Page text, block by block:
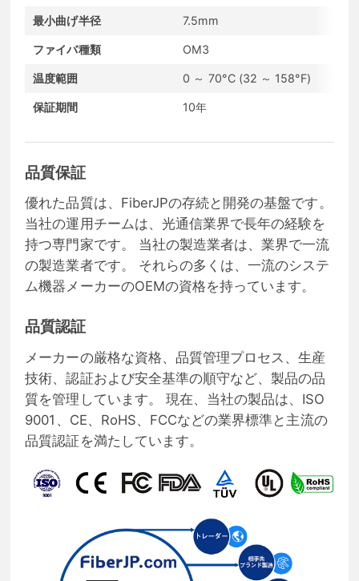
最小曲げ半径 7.5mm
ファイバ種類 OM3
温度範囲 0 ～ 70°C (32 ～ 158°F)
保証期間 10年
品質保証
優れた品質は、FiberJPの存続と開発の基盤です。
当社の運用チームは、光通信業界で長年の経験を
持つ専門家です。 当社の製造業者は、業界で一流
の製造業者です。 それらの多くは、一流のシステ
ム機器メーカーのOEMの資格を持っています。
品質認証
メーカーの厳格な資格、品質管理プロセス、生産
技術、認証および安全基準の順守など、製品の品
質を管理しています。 現在、当社の製品は、ISO
9001、CE、RoHS、FCCなどの業界標準と主流の
品質認証を満たしています。